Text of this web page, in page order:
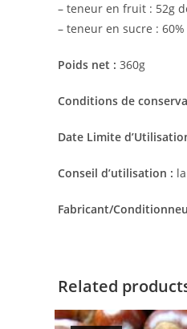
– teneur en fruit : 52g
– teneur en sucre : 60%
Poids net : 360g
Conditions de
Date Limite
Conseil d’utilisation :
Fabricant/
Related